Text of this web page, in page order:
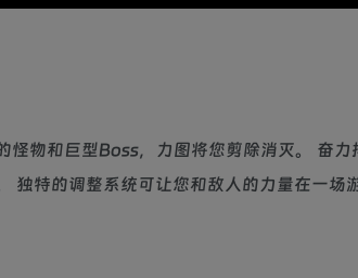
物和巨型Boss，力图将您剪除消灭。 奋
特的调整系统可让您和敌人的力量在一场